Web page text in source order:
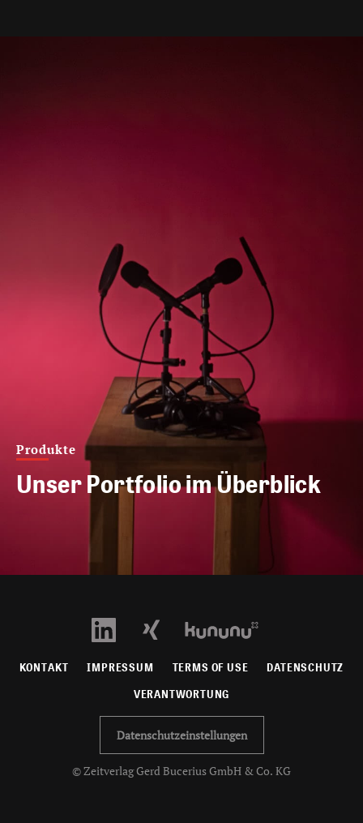
Produkte
Unser Portfolio im Überblick
KONTAKT IMPRESSUM TERMS OF USE DATENSCHUTZ
VERANTWORTUNG
Datenschutzeinstellungen
© Zeitverlag Gerd Bucerius GmbH & Co. KG